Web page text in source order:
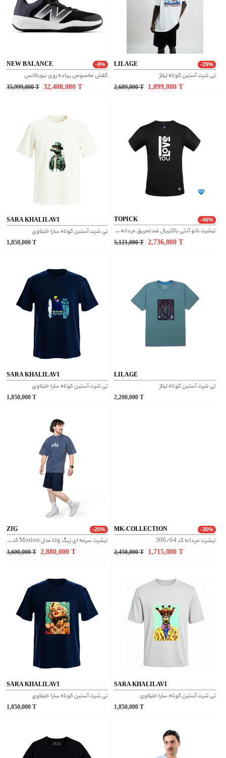
NEW BALANCE -9%
کفش مخصوص پیاده روی نیوبالانس
35,999,000 T 32,400,000
LILAGE -29%
تی شرت آستین کوتاه لیلاژ
2,689,000 T 1,899,000
SARA KHALILAVI
تی شرت آستین کوتاه سارا خلیلاوی
1,850,000
TOPICK -46%
تیشرت نانو آنتی باکتریال ضدتعریق مردانه یقه هفت بسته مشکی طرح LOVE
5,121,000 T 2,736,000
SARA KHALILAVI
تی شرت آستین کوتاه سارا خلیلاوی
1,850,000
LILAGE
تی شرت آستین کوتاه لیلاژ
2,200,000
ZIG -20%
تیشرت سرمه ای زیگ zig مدل Motion کد 478
3,600,000 T 2,880,000
MK-COLLECTION -30%
تیشرت مردانه کد 300/64
2,450,000 T 1,715,000
SARA KHALILAVI
تی شرت آستین کوتاه سارا خلیلاوی
1,850,000
SARA KHALILAVI
تی شرت آستین کوتاه سارا خلیلاوی
1,850,000